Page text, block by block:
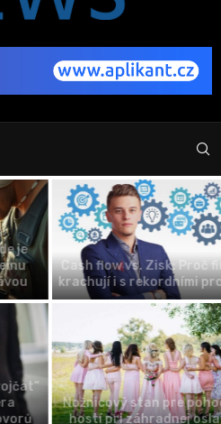
Cash flow vs. Zisk: Proč firmy
krachují i s rekordními prodeji
Nožnicový stan pre pohodlie
hostí pri záhradnej oslave